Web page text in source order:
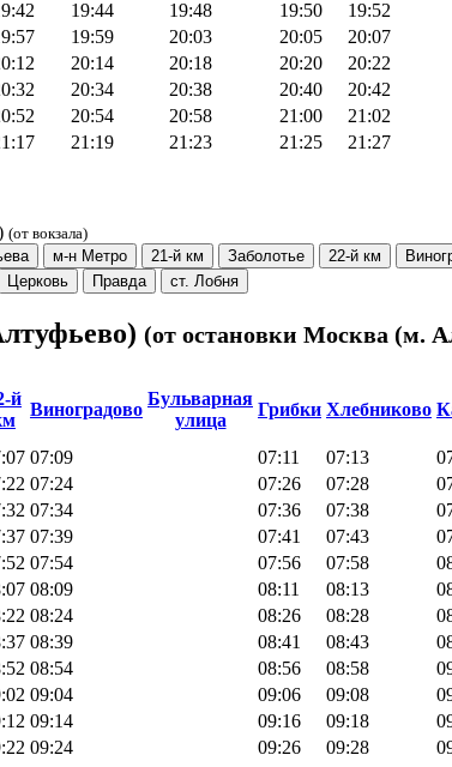
19:44 19:48 19:50 19:52
19:59 20:03 20:05 20:07
20:14 20:18 20:20 20:22
20:34 20:38 20:40 20:42
20:54 20:58 21:00 21:02
21:19 21:23 21:25 21:27
(от вокзала)
м-н Метро 21-й км Заболотье 22-й км
Церковь Правда ст. Лобня
(от остановки Москва (м.
й
Виноградово
Бульварная
улица
Грибки Хлебниково
07:09 07:11 07:13
07:24 07:26 07:28
07:34 07:36 07:38
07:39 07:41 07:43
07:54 07:56 07:58
08:09 08:11 08:13
08:24 08:26 08:28
08:39 08:41 08:43
08:54 08:56 08:58
09:04 09:06 09:08
09:14 09:16 09:18
09:24 09:26 09:28